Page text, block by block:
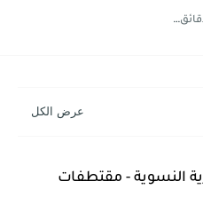
النسوية - مقتطفات